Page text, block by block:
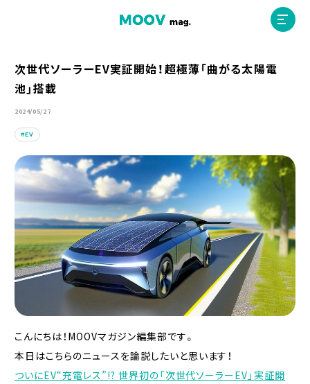
ホーム
MOOVマガジン利用規約
お問合せ
人材募集 （ライター、配車スタッフ、デザイナー）
次世代ソーラーEV実証開始！超極薄「曲がる太陽電
池」搭載
2024/05/27
EV
こんにちは！MOOVマガジン編集部です。
本日はこちらのニュースを論説したいと思います！
ついにEV“充電レス”!? 世界初の「次世代ソーラーEV」実証開